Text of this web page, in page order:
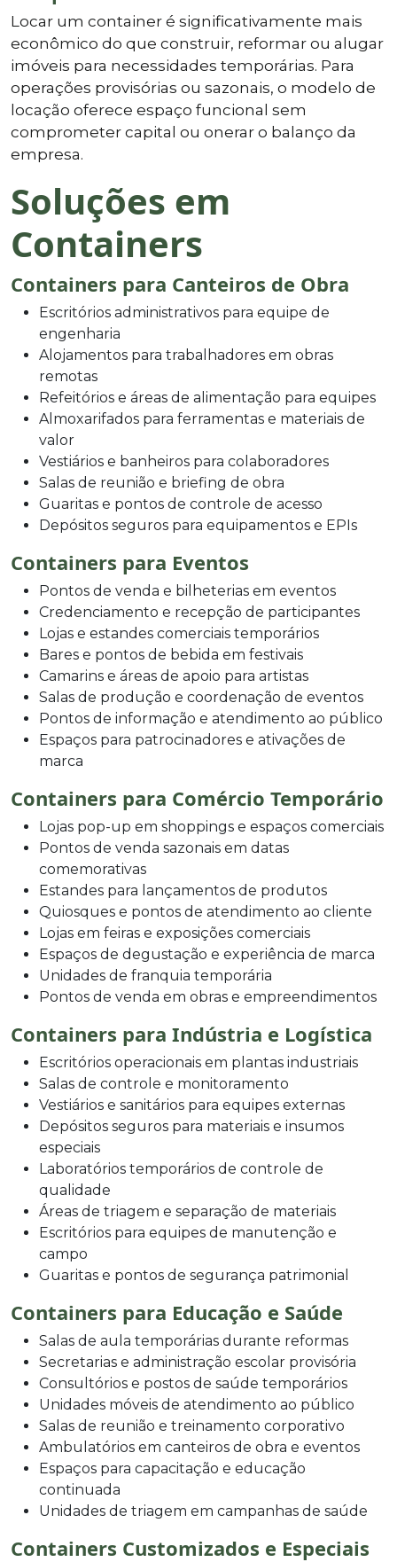
Locar um container é significativamente mais
econômico do que construir, reformar ou alugar
imóveis para necessidades temporárias. Para
operações provisórias ou sazonais, o modelo de
locação oferece espaço funcional sem
comprometer capital ou onerar o balanço da
empresa.
Soluções em
Containers
Containers para Canteiros de Obra
Escritórios administrativos para equipe de
engenharia
Alojamentos para trabalhadores em obras
remotas
Refeitórios e áreas de alimentação para equipes
Almoxarifados para ferramentas e materiais de
valor
Vestiários e banheiros para colaboradores
Salas de reunião e briefing de obra
Guaritas e pontos de controle de acesso
Depósitos seguros para equipamentos e EPIs
Containers para Eventos
Pontos de venda e bilheterias em eventos
Credenciamento e recepção de participantes
Lojas e estandes comerciais temporários
Bares e pontos de bebida em festivais
Camarins e áreas de apoio para artistas
Salas de produção e coordenação de eventos
Pontos de informação e atendimento ao público
Espaços para patrocinadores e ativações de
marca
Containers para Comércio Temporário
Lojas pop-up em shoppings e espaços comerciais
Pontos de venda sazonais em datas
comemorativas
Estandes para lançamentos de produtos
Quiosques e pontos de atendimento ao cliente
Lojas em feiras e exposições comerciais
Espaços de degustação e experiência de marca
Unidades de franquia temporária
Pontos de venda em obras e empreendimentos
Containers para Indústria e Logística
Escritórios operacionais em plantas industriais
Salas de controle e monitoramento
Vestiários e sanitários para equipes externas
Depósitos seguros para materiais e insumos
especiais
Laboratórios temporários de controle de
qualidade
Áreas de triagem e separação de materiais
Escritórios para equipes de manutenção e
campo
Guaritas e pontos de segurança patrimonial
Containers para Educação e Saúde
Salas de aula temporárias durante reformas
Secretarias e administração escolar provisória
Consultórios e postos de saúde temporários
Unidades móveis de atendimento ao público
Salas de reunião e treinamento corporativo
Ambulatórios em canteiros de obra e eventos
Espaços para capacitação e educação
continuada
Unidades de triagem em campanhas de saúde
Containers Customizados e Especiais